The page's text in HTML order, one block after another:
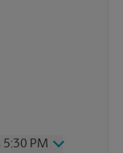
PM